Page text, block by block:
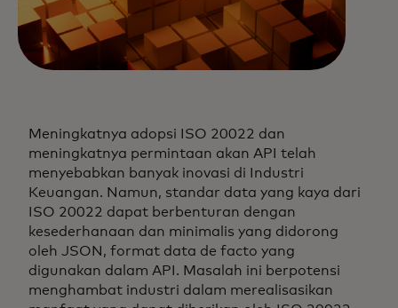
Meningkatnya adopsi ISO 20022 dan
meningkatnya permintaan akan API telah
menyebabkan banyak inovasi di Industri
Keuangan. Namun, standar data yang kaya dari
ISO 20022 dapat berbenturan dengan
kesederhanaan dan minimalis yang didorong
oleh JSON, format data de facto yang
digunakan dalam API. Masalah ini berpotensi
menghambat industri dalam merealisasikan